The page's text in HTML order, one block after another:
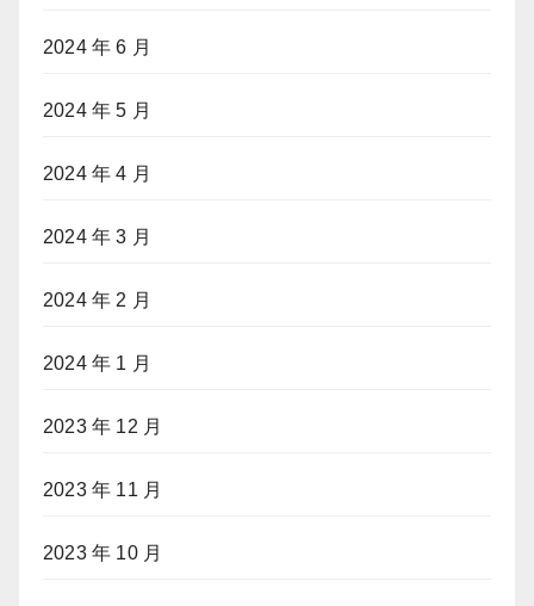
2024 年 6 月
2024 年 5 月
2024 年 4 月
2024 年 3 月
2024 年 2 月
2024 年 1 月
2023 年 12 月
2023 年 11 月
2023 年 10 月